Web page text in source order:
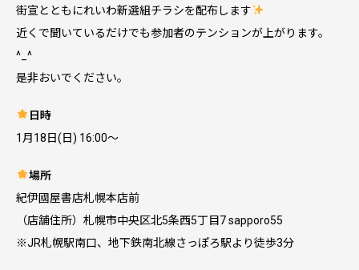
街宣とともにれいわ新選組チラシを配布します
近くで聞いているだけでも参加者のテンションが上がります。
^_^
是非おいでください。
日時
1月18日(日) 16:00～
場所
紀伊國屋書店札幌本店前
（店舗住所）札幌市中央区北5条西5丁目7 sapporo55
※JR札幌駅南口、地下鉄南北線さっぽろ駅より徒歩3分